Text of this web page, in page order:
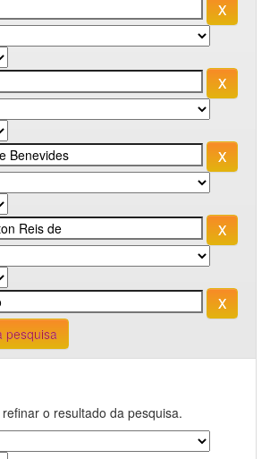
pesquisa
o resultado da pesquisa.